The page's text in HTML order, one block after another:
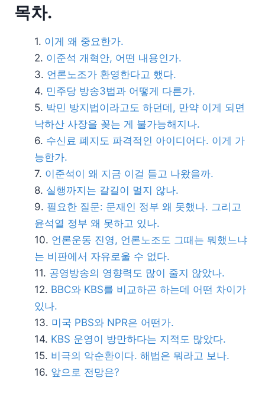
목차.
이게 왜 중요한가.
이준석 개혁안, 어떤 내용인가.
언론노조가 환영한다고 했다.
민주당 방송3법과 어떻게 다른가.
박민 방지법이라고도 하던데, 만약 이게 되면
낙하산 사장을 꽂는 게 불가능해지나.
수신료 폐지도 파격적인 아이디어다. 이게 가
능한가.
이준석이 왜 지금 이걸 들고 나왔을까.
실행까지는 갈길이 멀지 않나.
필요한 질문: 문재인 정부 왜 못했나. 그리고
윤석열 정부 왜 못하고 있나.
언론운동 진영, 언론노조도 그때는 뭐했느냐
는 비판에서 자유로울 수 없다.
공영방송의 영향력도 많이 줄지 않았나.
BBC와 KBS를 비교하곤 하는데 어떤 차이가
있나.
미국 PBS와 NPR은 어떤가.
KBS 운영이 방만하다는 지적도 많았다.
비극의 악순환이다. 해법은 뭐라고 보나.
앞으로 전망은?